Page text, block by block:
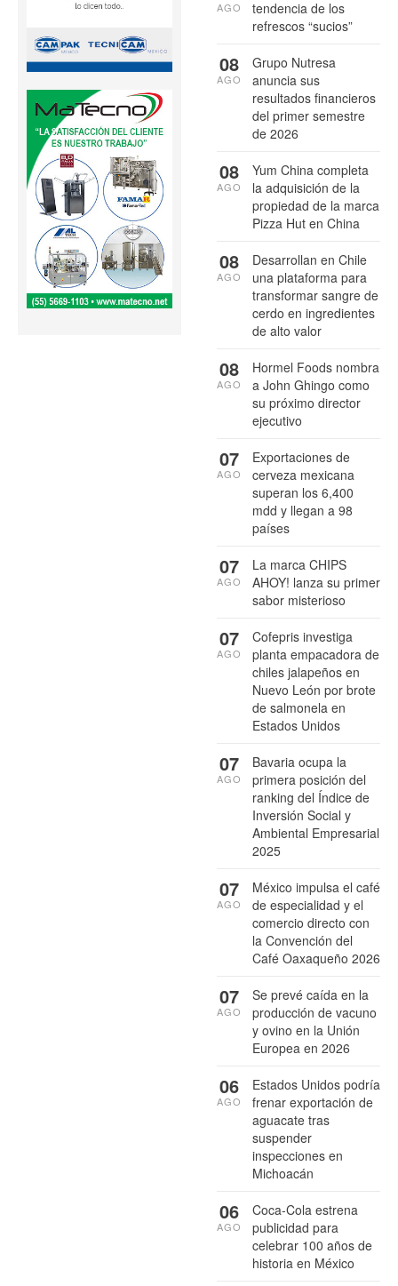
tendencia de los
refrescos “sucios”
AGO
Grupo Nutresa
anuncia sus
resultados financieros
del primer semestre
de 2026
08
AGO
Yum China completa
la adquisición de la
propiedad de la marca
Pizza Hut en China
08
AGO
Desarrollan en Chile
una plataforma para
transformar sangre de
cerdo en ingredientes
de alto valor
08
AGO
Hormel Foods nombra
a John Ghingo como
su próximo director
ejecutivo
08
AGO
Exportaciones de
cerveza mexicana
superan los 6,400
mdd y llegan a 98
países
07
AGO
La marca CHIPS
AHOY! lanza su primer
sabor misterioso
07
AGO
Cofepris investiga
planta empacadora de
chiles jalapeños en
Nuevo León por brote
de salmonela en
Estados Unidos
07
AGO
Bavaria ocupa la
primera posición del
ranking del Índice de
Inversión Social y
Ambiental Empresarial
2025
07
AGO
México impulsa el café
de especialidad y el
comercio directo con
la Convención del
Café Oaxaqueño 2026
07
AGO
Se prevé caída en la
producción de vacuno
y ovino en la Unión
Europea en 2026
07
AGO
Estados Unidos podría
frenar exportación de
aguacate tras
suspender
inspecciones en
Michoacán
06
AGO
Coca-Cola estrena
publicidad para
celebrar 100 años de
historia en México
06
AGO